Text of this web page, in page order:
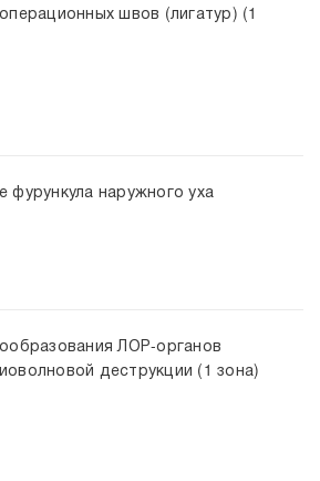
швов (лигатур) (1
фурункула наружного уха
ЛОР-органов
деструкции (1 зона)